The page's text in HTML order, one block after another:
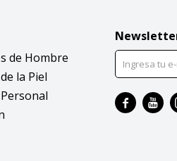
de Hombre
la Piel
 